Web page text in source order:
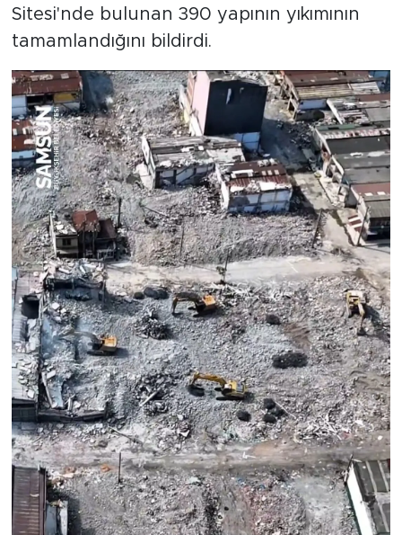
Sitesi'nde bulunan 390 yapının yıkımının
tamamlandığını bildirdi.